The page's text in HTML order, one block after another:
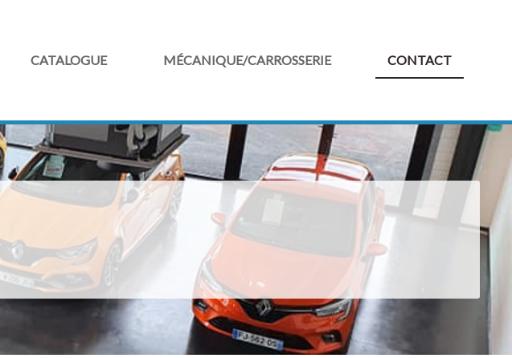
CATALOGUE MÉCANIQUE/CARROSSERIE CONTACT